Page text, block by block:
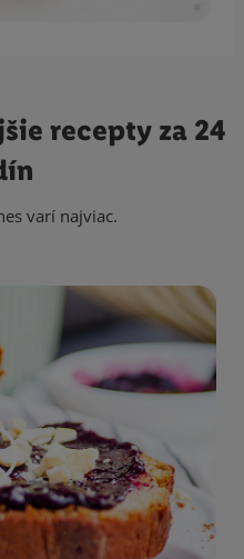
recepty za 24
varí najviac.